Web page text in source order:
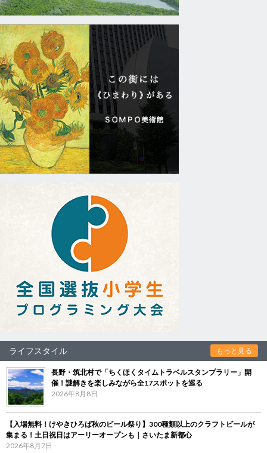
ライフスタイル もっと見る
長野・筑北村で「ちくほくタイムトラベルスタンプラリー」開
催！謎解きを楽しみながら全17スポットを巡る
2026年8月8日
【入場無料！けやきひろば秋のビール祭り】300種類以上のクラフトビールが
集まる！土日祝日はアーリーオープンも｜さいたま新都心
2026年8月7日